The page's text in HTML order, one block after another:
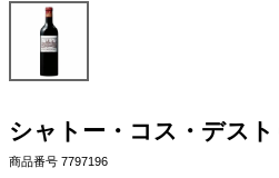
シャトー・コス・デス
商品番号 7797196